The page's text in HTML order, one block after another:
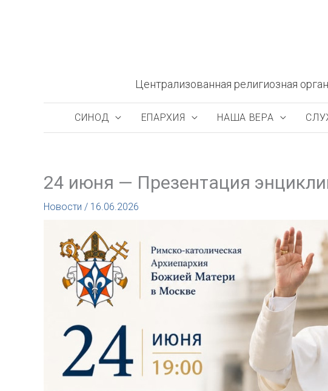
Централизованная религиозная
СИНОД ЕПАРХИЯ НАША ВЕРА
24 июня — Презентация
Новости / 16.06.2026